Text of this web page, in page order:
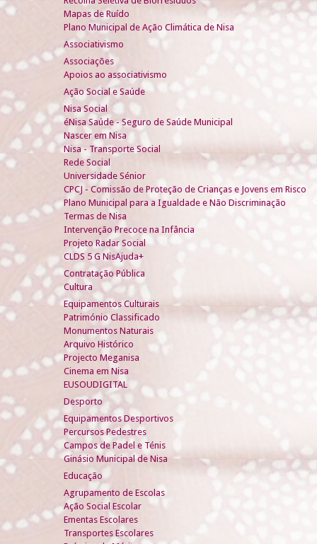
Mapas de Ruído
Plano Municipal de Ação Climática de Nisa
Associativismo
Associações
Apoios ao associativismo
Ação Social e Saúde
Nisa Social
éNisa Saúde - Seguro de Saúde Municipal
Nascer em Nisa
Nisa - Transporte Social
Rede Social
Universidade Sénior
CPCJ - Comissão de Proteção de Crianças e Jovens em Risco
Plano Municipal para a Igualdade e Não Discriminação
Termas de Nisa
Intervenção Precoce na Infância
Projeto Radar Social
CLDS 5 G NisAjuda+
Contratação Pública
Cultura
Equipamentos Culturais
Património Classificado
Monumentos Naturais
Arquivo Histórico
Projecto Meganisa
Cinema em Nisa
EUSOUDIGITAL
Desporto
Equipamentos Desportivos
Percursos Pedestres
Campos de Padel e Ténis
Ginásio Municipal de Nisa
Educação
Agrupamento de Escolas
Ação Social Escolar
Ementas Escolares
Transportes Escolares